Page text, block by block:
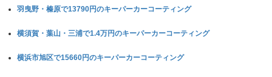
羽曳野・榛原で13790円のキーパーカーコーティング
横須賀・葉山・三浦で1.4万円のキーパーカーコーティング
横浜市旭区で15660円のキーパーカーコーティング